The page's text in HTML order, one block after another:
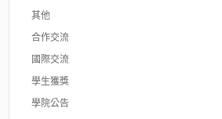
其他
合作交流
國際交流
學生獲獎
學院公告